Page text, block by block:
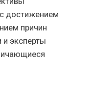
достижением
причин
и эксперты